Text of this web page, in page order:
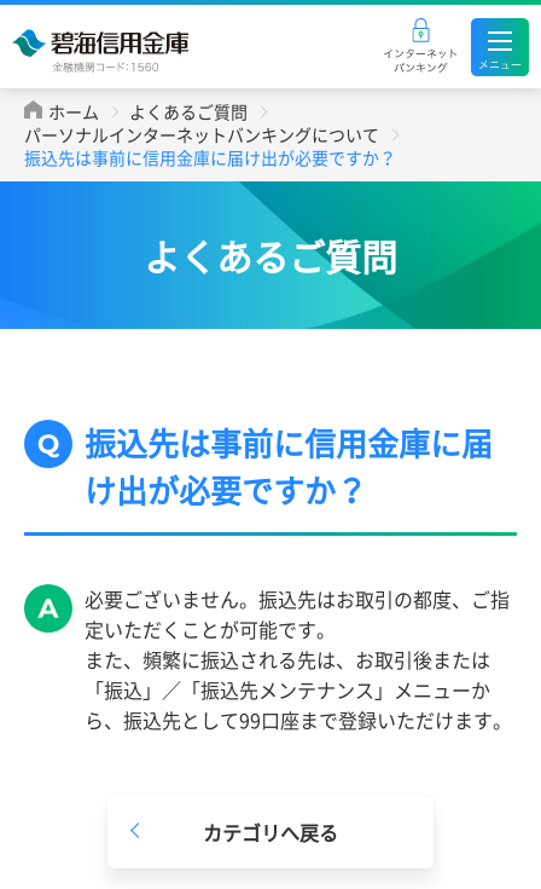
ホーム
よくあるご質問
パーソナルインターネットバンキングについて
振込先は事前に信用金庫に届け出が必要ですか？
よくあるご質問
振込先は事前に信用金庫に届
け出が必要ですか？
必要ございません。振込先はお取引の都度、ご指
定いただくことが可能です。
また、頻繁に振込される先は、お取引後または
「振込」／「振込先メンテナンス」メニューか
ら、振込先として99口座まで登録いただけます。
カテゴリへ戻る